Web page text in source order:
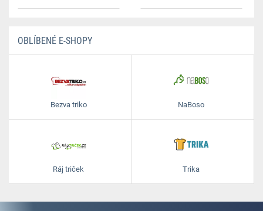
OBLÍBENÉ E-SHOPY
Bezva triko NaBoso
Ráj triček Trika